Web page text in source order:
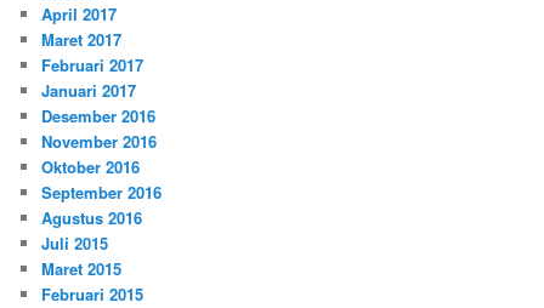
April 2017
Maret 2017
Februari 2017
Januari 2017
Desember 2016
November 2016
Oktober 2016
September 2016
Agustus 2016
Juli 2015
Maret 2015
Februari 2015